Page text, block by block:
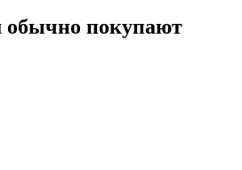
обычно покупают